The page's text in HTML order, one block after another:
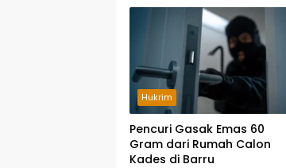
Hukrim
Pencuri Gasak Emas 60
Gram dari Rumah Calon
Kades di Barru